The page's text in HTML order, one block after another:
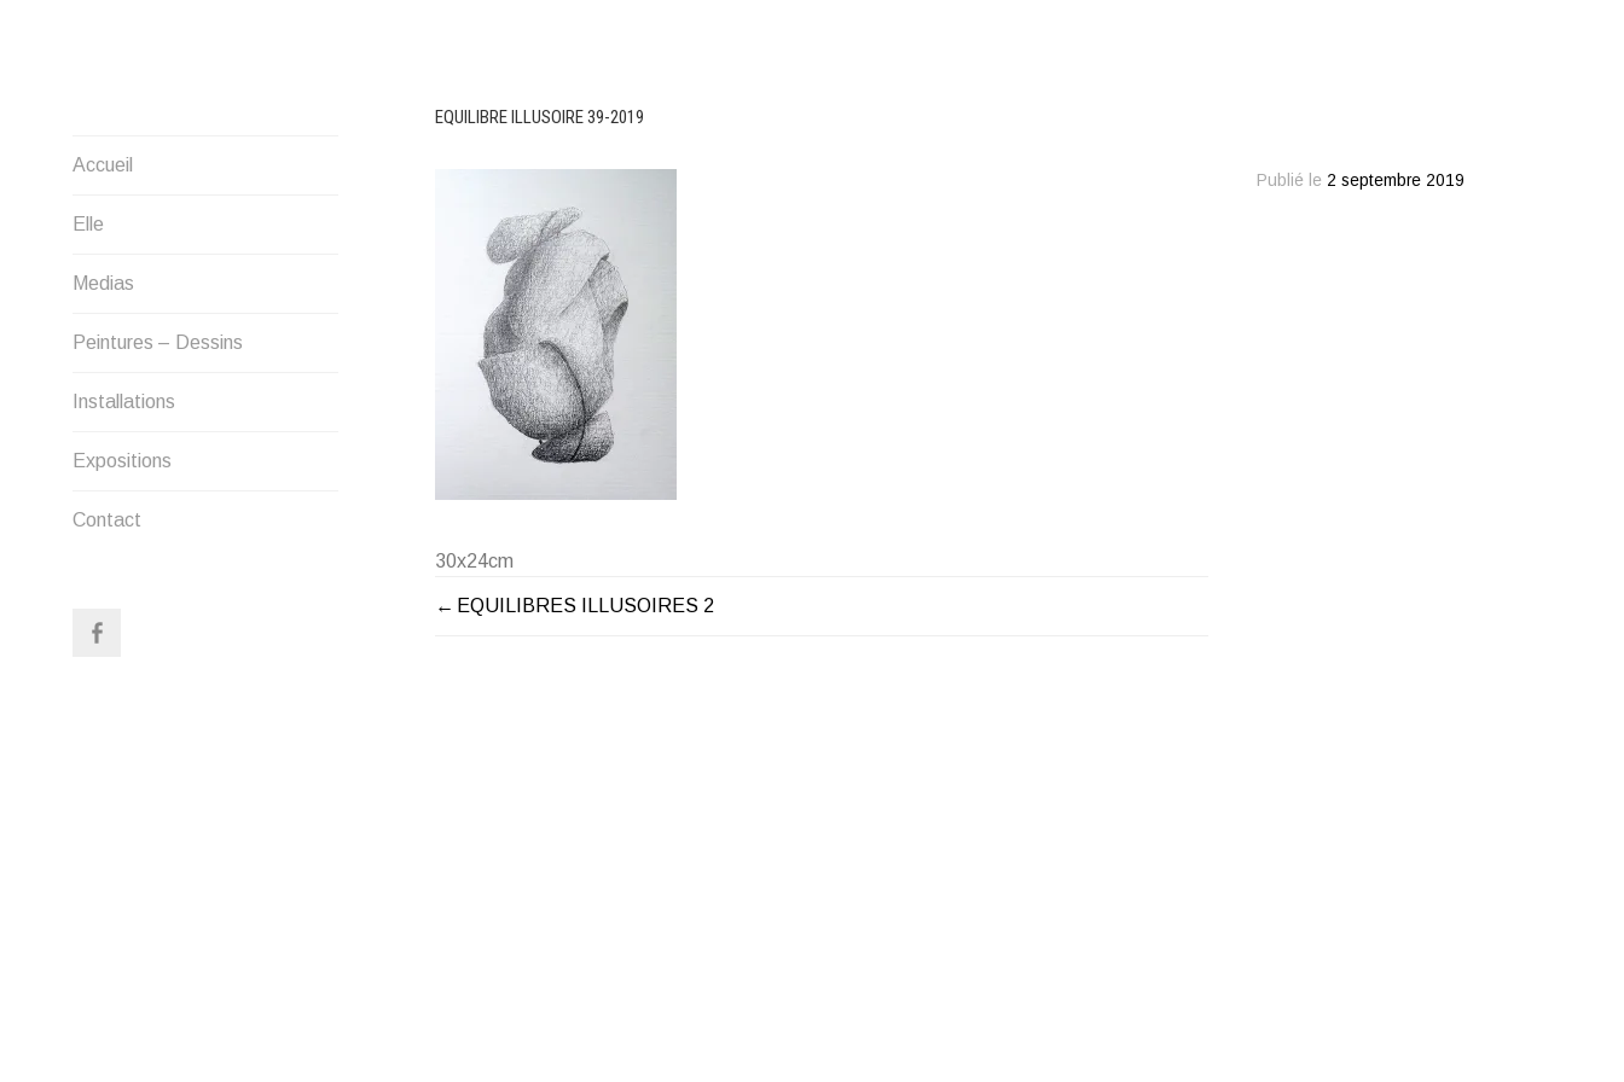
Accueil
Elle
Medias
Peintures – Dessins
Installations
Expositions
Contact
EQUILIBRE ILLUSOIRE 39-2019
30x24cm
Publié le 2 septembre 2019
NAVIGATION DE L’ARTICLE
EQUILIBRES ILLUSOIRES 2